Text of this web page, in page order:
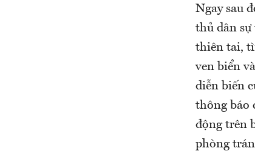
Ngay sau
thủ dân sự
thiên tai,
ven biển
diễn biến
thông báo
động trên
phòng